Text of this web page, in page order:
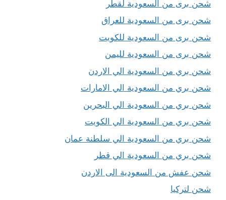
شحن برى من السعودية لقطر
شحن برى من السعودية للعراق
شحن برى من السعودية للكويت
شحن برى من السعودية لليمن
شحن بري من السعودية الي الاردن
شحن بري من السعودية الي الامارات
شحن بري من السعودية الي البحرين
شحن بري من السعودية الي الكويت
شحن بري من السعودية الي سلطنة عمان
شحن بري من السعودية الي قطر
شحن عفش من السعودية الى الاردن
شحن لتركيا